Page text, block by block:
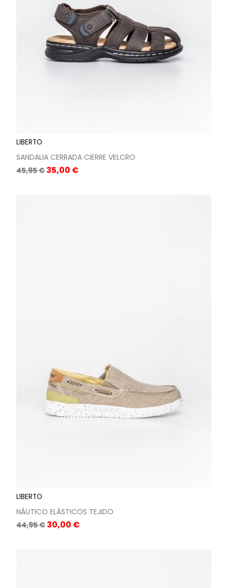
LIBERTO
SANDALIA CERRADA CIERRE VELCRO
Precio
45,95 € Precio
35,00 €
LIBERTO
NÁUTICO ELÁSTICOS TEJIDO
Precio
44,95 € Precio
30,00 €